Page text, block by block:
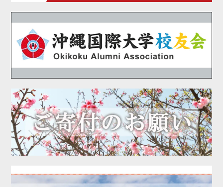
2020年10月
2020年09月
2020年08月
2020年07月
2020年06月
2020年05月
2020年04月
2020年03月
2020年02月
2020年01月
2019年11月